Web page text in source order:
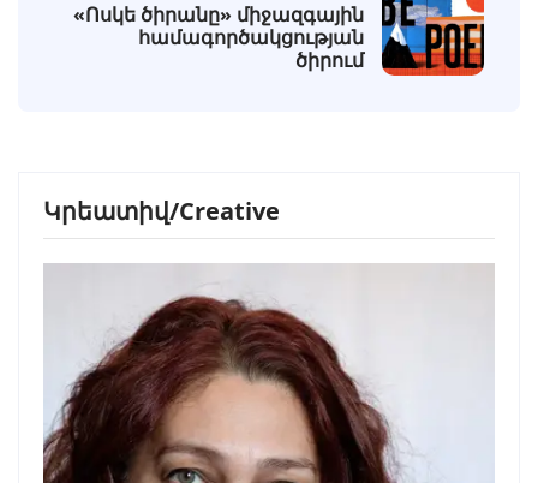
«Ոսկե ծիրանը» միջազգային
համագործակցության
ծիրում
Կրեատիվ/Creative